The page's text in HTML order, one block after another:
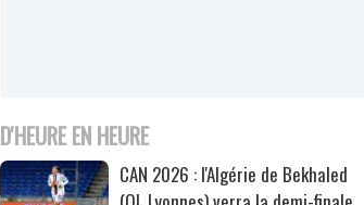
D'HEURE EN HEURE
CAN 2026 : l'Algérie de Bekhaled